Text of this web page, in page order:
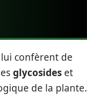
confèrent de
glycosides et
de la plante.